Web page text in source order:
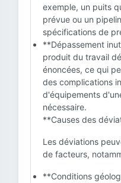
exemple, un puits
prévue ou un
spécifications de
**Dépassement
produit du travail
énoncées, ce qui
des complications
d'équipements
nécessaire.
**Causes des
Les déviations
de facteurs,
**Conditions